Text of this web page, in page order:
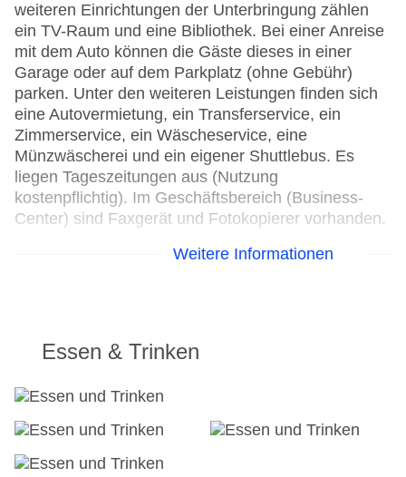
weiteren Einrichtungen der Unterbringung zählen
ein TV-Raum und eine Bibliothek. Bei einer Anreise
mit dem Auto können die Gäste dieses in einer
Garage oder auf dem Parkplatz (ohne Gebühr)
parken. Unter den weiteren Leistungen finden sich
eine Autovermietung, ein Transferservice, ein
Zimmerservice, ein Wäscheservice, eine
Münzwäscherei und ein eigener Shuttlebus. Es
liegen Tageszeitungen aus (Nutzung
kostenpflichtig). Im Geschäftsbereich (Business-
Center) sind Faxgerät und Fotokopierer vorhanden.
Garage
Garten: ohne Gebühr
WLAN/WiFi im Hotel
Lift
Zimmerservice
Weitere Informationen
Essen & Trinken